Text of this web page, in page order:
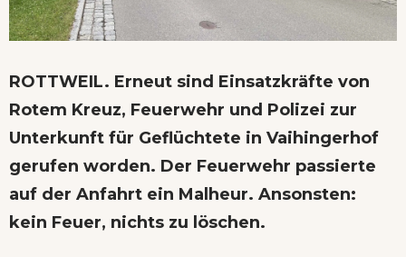
ROTTWEIL. Erneut sind Einsatzkräfte von
Rotem Kreuz, Feuerwehr und Polizei zur
Unterkunft für Geflüchtete in Vaihingerhof
gerufen worden. Der Feuerwehr passierte
auf der Anfahrt ein Malheur. Ansonsten:
kein Feuer, nichts zu löschen.